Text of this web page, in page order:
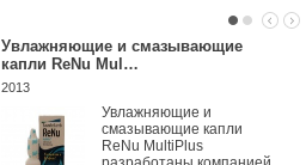
Увлажняющие и смазывающие
капли ReNu Mul…
2013
Увлажняющие и
смазывающие капли
ReNu MultiPlus